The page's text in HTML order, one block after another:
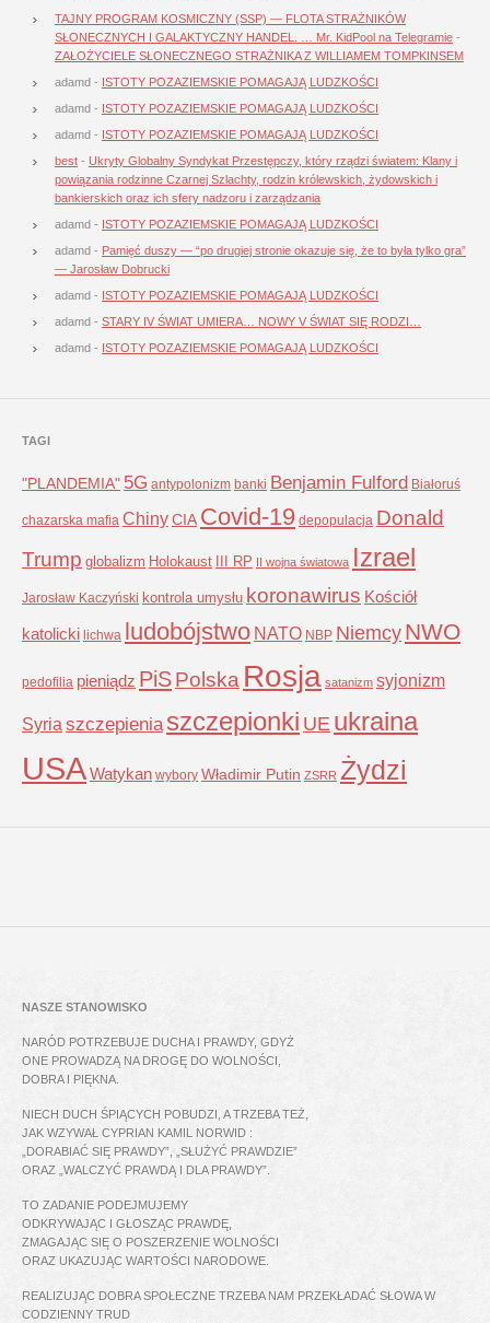
TAJNY PROGRAM KOSMICZNY (SSP) — FLOTA STRAŻNIKÓW
SŁONECZNYCH I GALAKTYCZNY HANDEL. … Mr. KidPool na Telegramie -
ZAŁOŻYCIELE SŁONECZNEGO STRAŻNIKA Z WILLIAMEM TOMPKINSEM
adamd - ISTOTY POZAZIEMSKIE POMAGAJĄ LUDZKOŚCI
adamd - ISTOTY POZAZIEMSKIE POMAGAJĄ LUDZKOŚCI
adamd - ISTOTY POZAZIEMSKIE POMAGAJĄ LUDZKOŚCI
best - Ukryty Globalny Syndykat Przestępczy, który rządzi światem: Klany i
powiązania rodzinne Czarnej Szlachty, rodzin królewskich, żydowskich i
bankierskich oraz ich sfery nadzoru i zarządzania
adamd - ISTOTY POZAZIEMSKIE POMAGAJĄ LUDZKOŚCI
adamd - Pamięć duszy — “po drugiej stronie okazuje się, że to była tylko gra”
— Jarosław Dobrucki
adamd - ISTOTY POZAZIEMSKIE POMAGAJĄ LUDZKOŚCI
adamd - STARY IV ŚWIAT UMIERA… NOWY V ŚWIAT SIĘ RODZI…
adamd - ISTOTY POZAZIEMSKIE POMAGAJĄ LUDZKOŚCI
TAGI
"PLANDEMIA" 5G antypolonizm banki Benjamin Fulford Białoruś
chazarska mafia ChinyCIA Covid-19 depopulacja Donald
Trump globalizm Holokaust III RP II wojna światowa Izrael
Jarosław Kaczyński kontrola umysłu koronawirus Kościół
katolicki lichwa ludobójstwo NATO NBP NiemcyNWO
pedofilia pieniądz PiSPolska Rosja satanizm syjonizm
Syria szczepienia szczepionki UE ukraina
USAWatykan wybory Władimir Putin ZSRR Żydzi
NASZE STANOWISKO
NARÓD POTRZEBUJE DUCHA I PRAWDY, GDYŻ
ONE PROWADZĄ NA DROGĘ DO WOLNOŚCI,
DOBRA I PIĘKNA.
NIECH DUCH ŚPIĄCYCH POBUDZI, A TRZEBA TEŻ,
JAK WZYWAŁ CYPRIAN KAMIL NORWID :
„DORABIAĆ SIĘ PRAWDY”, „SŁUŻYĆ PRAWDZIE”
ORAZ „WALCZYĆ PRAWDĄ I DLA PRAWDY”.
TO ZADANIE PODEJMUJEMY
ODKRYWAJĄC I GŁOSZĄC PRAWDĘ,
ZMAGAJĄC SIĘ O POSZERZENIE WOLNOŚCI
ORAZ UKAZUJĄC WARTOŚCI NARODOWE.
REALIZUJĄC DOBRA SPOŁECZNE TRZEBA NAM PRZEKŁADAĆ SŁOWA W
CODZIENNY TRUD